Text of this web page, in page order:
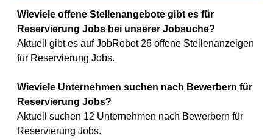
Wieviele offene Stellenangebote gibt es für
Reservierung Jobs bei unserer Jobsuche?
Aktuell gibt es auf JobRobot 26 offene Stellenanzeigen
für Reservierung Jobs.
Wieviele Unternehmen suchen nach Bewerbern für
Reservierung Jobs?
Aktuell suchen 12 Unternehmen nach Bewerbern für
Reservierung Jobs.